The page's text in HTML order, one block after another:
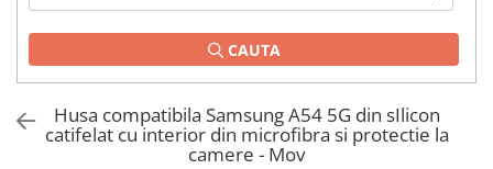
Folii Motorola
Folii OnePlus
CAUTA
Husa compatibila Samsung A54 5G din sIlicon
catifelat cu interior din microfibra si protectie la
camere - Mov